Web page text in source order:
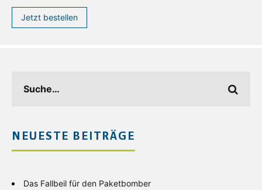
Jetzt bestellen
NEUESTE BEITRÄGE
Das Fallbeil für den Paketbomber